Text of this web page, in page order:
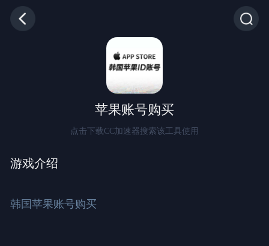
苹果账号购买
点击下载CC加速器搜索该工具使用
游戏介绍
韩国苹果账号购买